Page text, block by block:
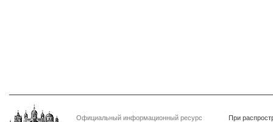
Официальный информационный ресурс
При